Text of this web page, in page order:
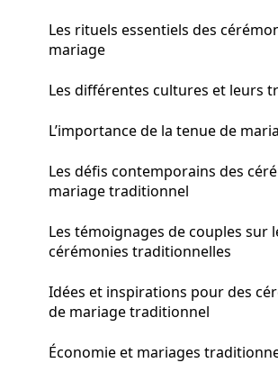
Les rituels essentiels des
mariage
Les différentes cultures et leurs
L’importance de la tenue de
Les défis contemporains des
mariage traditionnel
Les témoignages de couples sur
cérémonies traditionnelles
Idées et inspirations pour des
de mariage traditionnel
Économie et mariages